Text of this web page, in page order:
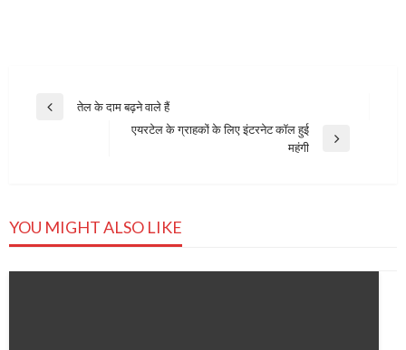
Post
Previous
तेल के दाम बढ़ने वाले हैं
एयरटेल के ग्राहकों के लिए इंटरनेट कॉल हुई
महंगी
YOU MIGHT ALSO LIKE